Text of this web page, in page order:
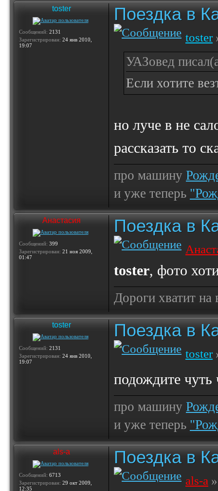
toster
Сообщений: 2131
Зарегистрирован: 24 янв 2010,
19:07
Поездка в
toster
УАЗовед
Если хотите
но луче в не
рассказать то
про машину
и уже теперь
Анастасия
Сообщений: 399
Зарегистрирован: 21 ноя 2009,
01:47
Поездка в
toster, фото
Дороги хватит на
toster
Сообщений: 2131
Зарегистрирован: 24 янв 2010,
19:07
Поездка в
toster
подождите чуть
про машину
и уже теперь
als-a
Сообщений: 6713
Зарегистрирован: 29 окт 2009,
12:35
Поездка в
als-a